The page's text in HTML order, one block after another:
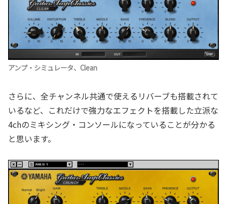
アンプ・シミュレータ、Clean
さらに、全チャンネル共通で使えるリバーブも搭載されて
いるなど、これだけで強力なエフェクトを搭載した立派な
4chのミキシング・コンソールになっていることが分かる
と思います。